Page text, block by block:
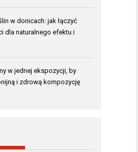
w donicach: jak łączyć
dla naturalnego efektu i
w jednej ekspozycji, by
i zdrową kompozycję